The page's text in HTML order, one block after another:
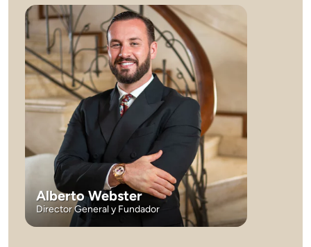
Alberto Webster
Director General y Fundador